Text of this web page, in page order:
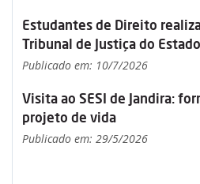
Estudantes de Direito
Tribunal de Justiça do
Publicado em: 10/7/2026
Visita ao SESI de Jandira:
projeto de vida
Publicado em: 29/5/2026